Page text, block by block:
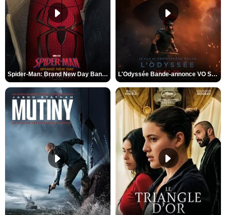
Spider-Man: Brand New Day Bande-annonce VO STFR L'Odyssée Bande-annonce VO STFR